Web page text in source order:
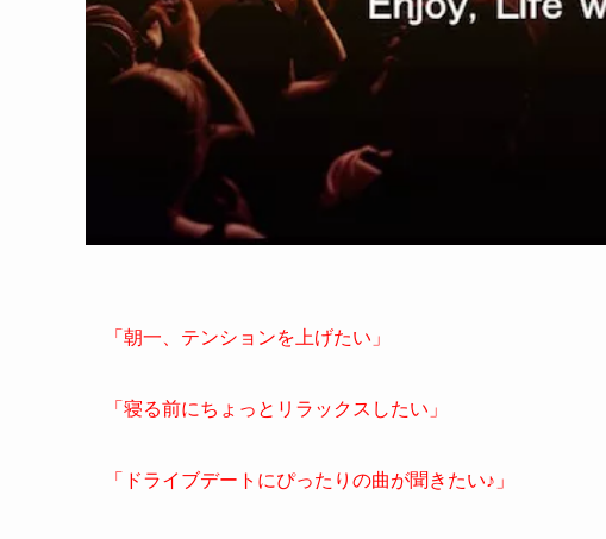
「朝一、テンションを上げたい」
「寝る前にちょっとリラックスしたい」
「ドライブデートにぴったりの曲が聞きたい♪」